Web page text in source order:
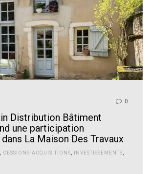
0
Distribution Bâtiment
une participation
La Maison Des Travaux
, CESSIONS-ACQUISITIONS, INVESTISSEMENTS,